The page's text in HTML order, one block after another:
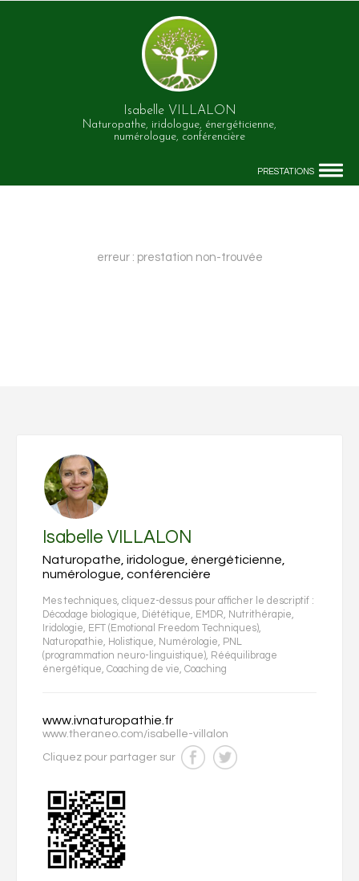
Isabelle VILLALON
Naturopathe, iridologue, énergéticienne,
numérologue, conférencière
PRESTATIONS
erreur : prestation non-trouvée
Isabelle VILLALON
Naturopathe, iridologue, énergéticienne,
numérologue, conférencière
Mes techniques, cliquez-dessus pour afficher le descriptif :
Décodage biologique, Diététique, EMDR, Nutrithérapie,
Iridologie, EFT (Emotional Freedom Techniques),
Naturopathie, Holistique, Numérologie, PNL
(programmation neuro-linguistique), Rééquilibrage
énergétique,Coaching de vie,Coaching
www.ivnaturopathie.fr
www.theraneo.com/isabelle-villalon
Cliquez pour partager sur